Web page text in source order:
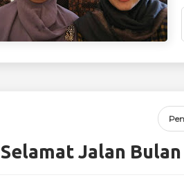
Selamat Jalan